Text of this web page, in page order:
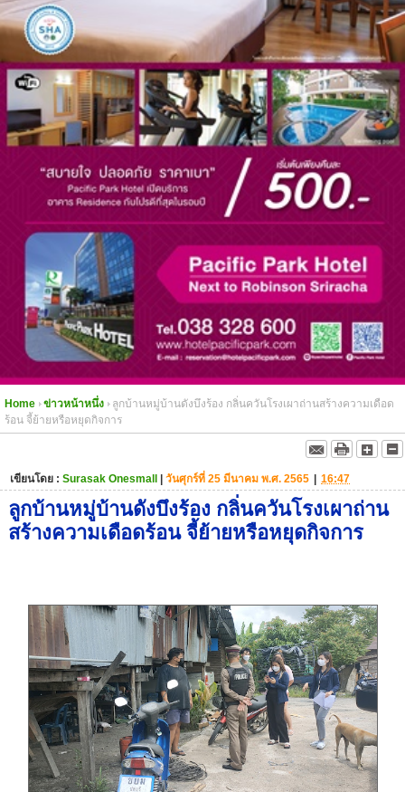
Home ข่าวหน้าหนึ่ง
ลูกบ้านหมู่บ้านดังบึงร้อง กลิ่นควันโรงเผาถ่านสร้างความเดือด
ร้อน จี้ย้ายหรือหยุดกิจการ
เขียนโดย : Surasak Onesmall | วันศุกร์ที่ 25 มีนาคม พ.ศ. 2565 | 16:47
ลูกบ้านหมู่บ้านดังบึงร้อง กลิ่นควันโรงเผาถ่าน
สร้างความเดือดร้อน จี้ย้ายหรือหยุดกิจการ